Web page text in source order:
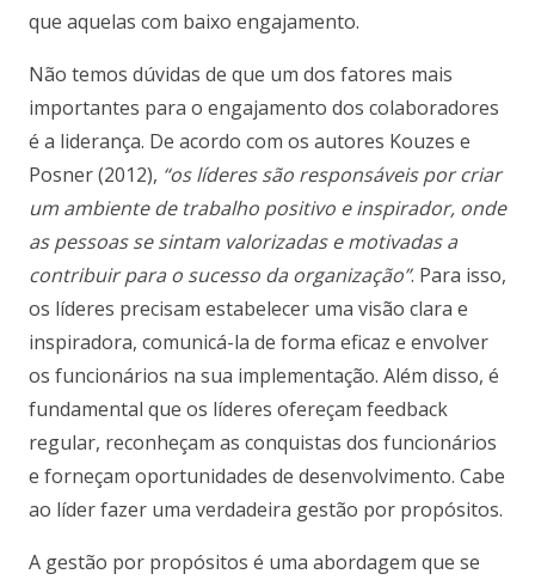
que aquelas com baixo engajamento.
Não temos dúvidas de que um dos fatores mais
importantes para o engajamento dos colaboradores
é a liderança. De acordo com os autores Kouzes e
Posner (2012), “os líderes são responsáveis por criar
um ambiente de trabalho positivo e inspirador, onde
as pessoas se sintam valorizadas e motivadas a
contribuir para o sucesso da organização”. Para isso,
os líderes precisam estabelecer uma visão clara e
inspiradora, comunicá-la de forma eficaz e envolver
os funcionários na sua implementação. Além disso, é
fundamental que os líderes ofereçam feedback
regular, reconheçam as conquistas dos funcionários
e forneçam oportunidades de desenvolvimento. Cabe
ao líder fazer uma verdadeira gestão por propósitos.
A gestão por propósitos é uma abordagem que se